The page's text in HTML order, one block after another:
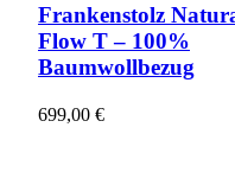
Frankenstolz
Flow T – 100%
Baumwollbezug
699,00 €